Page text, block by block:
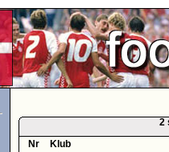
2
Nr
Klub